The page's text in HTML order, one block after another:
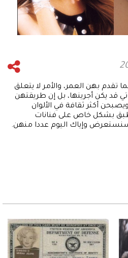
بهن العمر، والأمر لا يتعلق
قد يكن أجرينها، بل إن طريقتهن
أكثر ثقافة في الألوان
بشكل خاص على فنانات
وإياك اليوم عددا منهن.